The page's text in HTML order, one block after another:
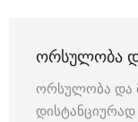
ᲝᲠᲡᲣᲚᲝᲑᲐ
ორსულობა და